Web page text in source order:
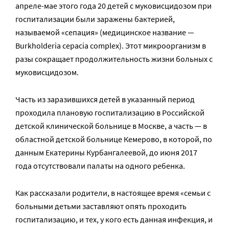
апреле-мае этого года 20 детей с муковисцидозом при
госпитализации были заражены бактерией,
называемой «сепация» (медицинское название —
Burkholderia cepacia complex). Этот микроорганизм в
разы сокращает продолжительность жизни больных с
муковисцидозом.
Часть из заразившихся детей в указанный период
проходила плановую госпитализацию в Российской
детской клинической больнице в Москве, а часть — в
областной детской больнице Кемерово, в которой, по
данным Екатерины Курбангалеевой, до июня 2017
года отсутствовали палаты на одного ребенка.
Как рассказали родители, в настоящее время «семьи с
больными детьми заставляют опять проходить
госпитализацию, и тех, у кого есть данная инфекция, и